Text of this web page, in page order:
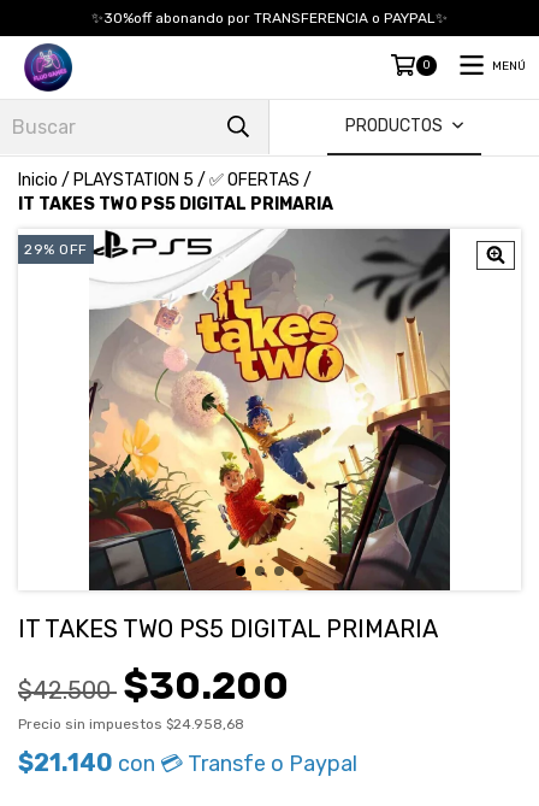
✨30%off abonando por TRANSFERENCIA o PAYPAL✨
0 MENÚ
PRODUCTOS
Inicio / PLAYSTATION 5 / ✅ OFERTAS /
IT TAKES TWO PS5 DIGITAL PRIMARIA
29% OFF
IT TAKES TWO PS5 DIGITAL PRIMARIA
$42.500 $30.200
Precio sin impuestos $24.958,68
$21.140 con 💳 Transfe o Paypal